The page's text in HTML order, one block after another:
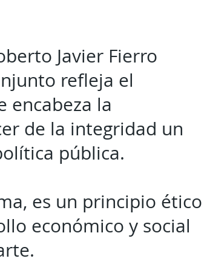
Javier Fierro
refleja el
encabeza la
de la integridad un
pública.
es un principio ético
económico y social